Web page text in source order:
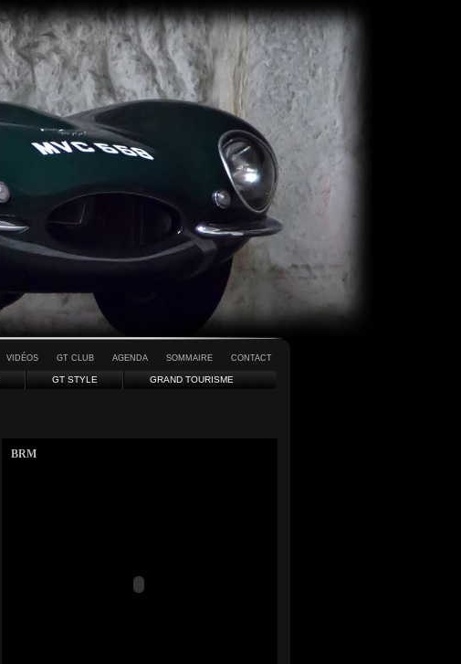
VIDÉOS GT CLUB AGENDA SOMMAIRE CONTACT
GT STYLE GRAND TOURISME
BRM